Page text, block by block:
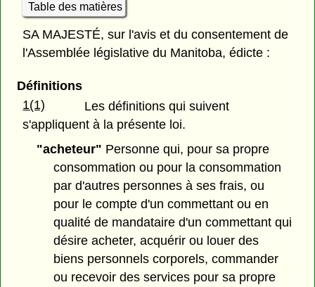
Table des matières
SA MAJESTÉ, sur l'avis et du consentement de
l'Assemblée législative du Manitoba, édicte :
Définitions
1(1)
Les définitions qui suivent
s'appliquent à la présente loi.
"acheteur" Personne qui, pour sa propre
consommation ou pour la consommation
par d'autres personnes à ses frais, ou
pour le compte d'un commettant ou en
qualité de mandataire d'un commettant qui
désire acheter, acquérir ou louer des
biens personnels corporels, commander
ou recevoir des services pour sa propre